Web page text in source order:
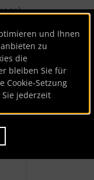
(gross)
und Ihnen
zu
die
bleiben Sie für
Cookie-Setzung
jederzeit